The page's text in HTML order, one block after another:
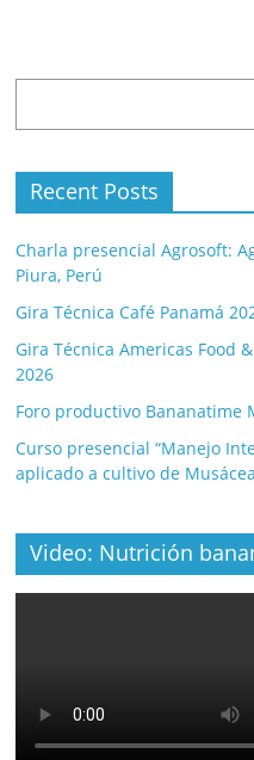
Recent Posts
Charla presencial Agrosoft:
Piura, Perú
Gira Técnica Café Panamá
Gira Técnica Americas Food
2026
Foro productivo Bananatime
Curso presencial “Manejo
aplicado a cultivo de
Video: Nutrición